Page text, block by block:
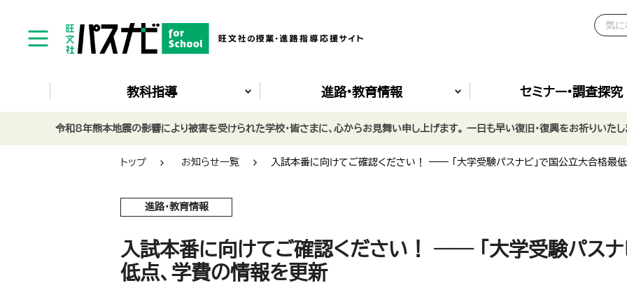
教科指導 進路•教育情報 セミナー•調査探究
トップ お知らせ一覧 入試本番に向けてご確認ください！ ―― 「大学受験パスナビ」で国公立大合格最
進路・教育情報
入試本番に向けてご確認ください！ ―― 「大学受験パスナ
低点、学費の情報を更新
令和8年熊本地震の影響により被害を受けられた学校・皆さまに、心からお見舞い申し上げます。 一日も早い復旧・復興をお祈りいたし